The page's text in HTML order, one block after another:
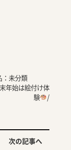
未分類
年始は絵付け体
験
/
次の記事へ